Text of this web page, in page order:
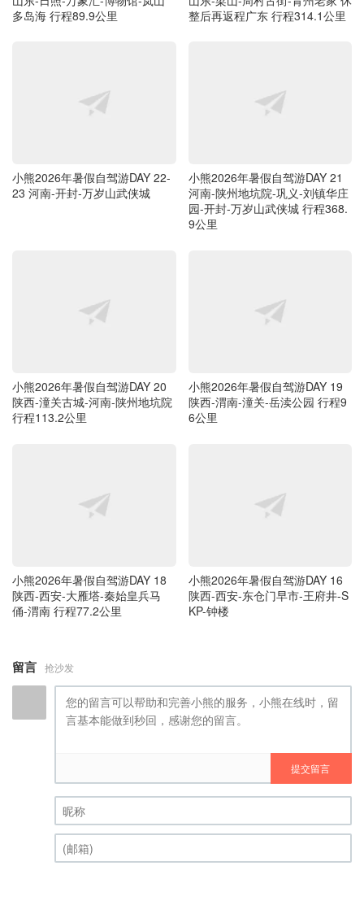
多岛海 行程89.9公里
整后再返程广东 行程314.1公里
小熊2026年暑假自驾游DAY 22-
23 河南-开封-万岁山武侠城
小熊2026年暑假自驾游DAY 21
河南-陕州地坑院-巩义-刘镇华庄
园-开封-万岁山武侠城 行程368.
9公里
小熊2026年暑假自驾游DAY 20
陕西-潼关古城-河南-陕州地坑院
行程113.2公里
小熊2026年暑假自驾游DAY 19
陕西-渭南-潼关-岳渎公园 行程9
6公里
小熊2026年暑假自驾游DAY 18
陕西-西安-大雁塔-秦始皇兵马
俑-渭南 行程77.2公里
小熊2026年暑假自驾游DAY 16
陕西-西安-东仓门早市-王府井-S
KP-钟楼
留言 抢沙发
提交留言
昵称 (必填)